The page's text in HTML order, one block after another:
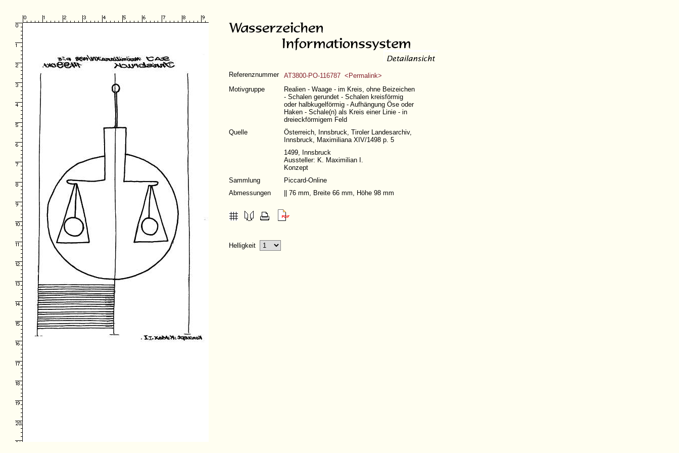
Referenznummer
AT3800-PO-116787 <Permalink>
Motivgruppe
Realien - Waage - im Kreis, ohne Beizeichen
- Schalen gerundet - Schalen kreisförmig
oder halbkugelförmig - Aufhängung Öse oder
Haken - Schale(n) als Kreis einer Linie - in
dreieckförmigem Feld
Quelle
Österreich, Innsbruck, Tiroler Landesarchiv,
Innsbruck, Maximiliana XIV/1498 p. 5
1499, Innsbruck
Aussteller: K. Maximilian I.
Konzept
Sammlung
Piccard-Online
Abmessungen
|| 76 mm, Breite 66 mm, Höhe 98 mm
Helligkeit